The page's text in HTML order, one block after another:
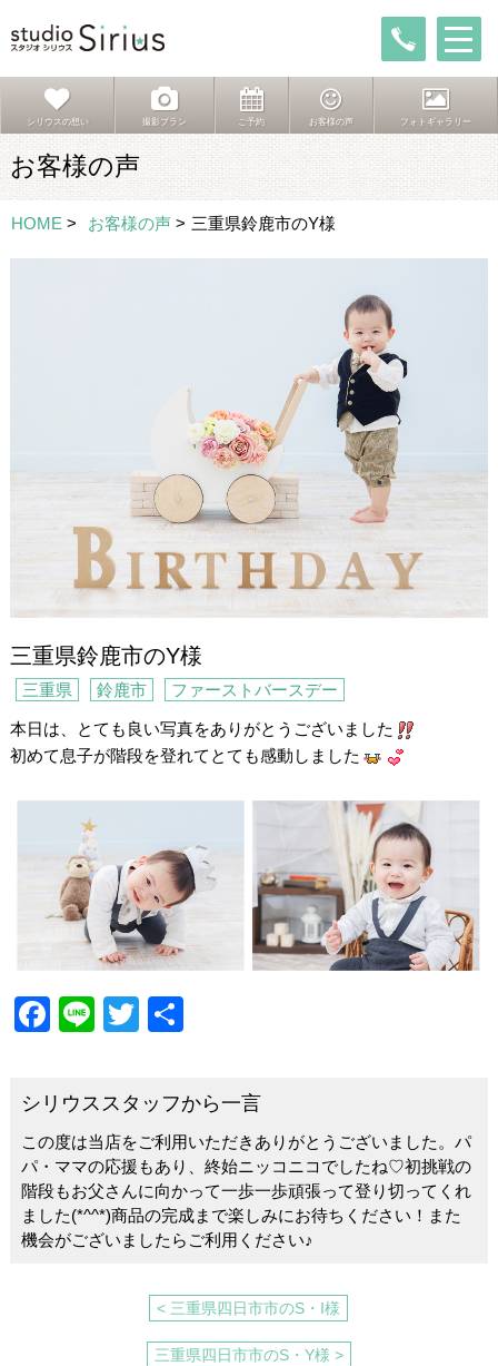
シリウスの想い 撮影プラン ご予約 お客様の声 フォトギャラリー
お客様の声
HOME > お客様の声 > 三重県鈴鹿市のY様
三重県鈴鹿市のY様
三重県 鈴鹿市 ファーストバースデー
本日は、とても良い写真をありがとうございました
初めて息子が階段を登れてとても感動しました
F
c
e
b
o
o
Li
T
er
シリウススタッフから一言
この度は当店をご利用いただきありがとうございました。パ
パ・ママの応援もあり、終始ニッコニコでしたね♡初挑戦の
階段もお父さんに向かって一歩一歩頑張って登り切ってくれ
ました(*^^*)商品の完成まで楽しみにお待ちください！また
機会がございましたらご利用ください♪
< 三重県四日市市のS・I様
三重県四日市市のS・Y様 >